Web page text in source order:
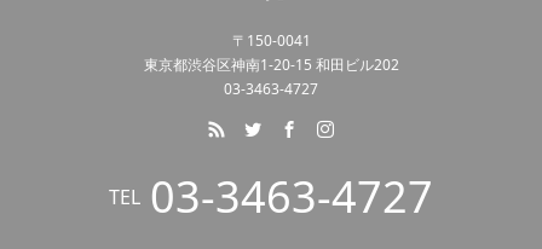
〒150-0041
東京都渋谷区神南1-20-15 和田ビル202
03-3463-4727
TEL 03-3463-4727